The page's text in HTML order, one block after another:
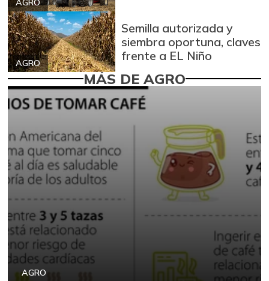
AGRO
AGRO
Semilla autorizada y
siembra oportuna, claves
frente a EL Niño
MÁS DE AGRO
AGRO